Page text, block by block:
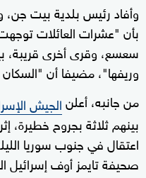
وأفاد رئيس بلدية بيت جن،
بأن "عشرات العائلات
سعسع، وقرى أخرى قريبة،
وريفها"، مضيفا أن
من جانبه، أعلنالجيش
بينهم ثلاثة بجروح خطيرة،
اعتقال في جنوب سوريا
صحيفة تايمز أوف إسرائيل